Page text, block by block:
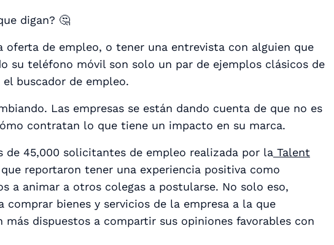
digan? 🤔
oferta de empleo, o tener una entrevista con alguien que
su teléfono móvil son solo un par de ejemplos clásicos de
buscador de empleo.
Las empresas se están dando cuenta de que no es
contratan lo que tiene un impacto en su marca.
de 45,000 solicitantes de empleo realizada por la Talent
reportaron tener una experiencia positiva como
a animar a otros colegas a postularse. No solo eso,
comprar bienes y servicios de la empresa a la que
dispuestos a compartir sus opiniones favorables con